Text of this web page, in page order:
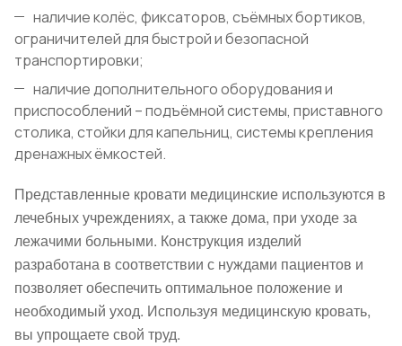
наличие колёс, фиксаторов, съёмных бортиков,
ограничителей для быстрой и безопасной
транспортировки;
наличие дополнительного оборудования и
приспособлений – подъёмной системы, приставного
столика, стойки для капельниц, системы крепления
дренажных ёмкостей.
Представленные кровати медицинские используются в
лечебных учреждениях, а также дома, при уходе за
лежачими больными. Конструкция изделий
разработана в соответствии с нуждами пациентов и
позволяет обеспечить оптимальное положение и
необходимый уход. Используя медицинскую кровать,
вы упрощаете свой труд.